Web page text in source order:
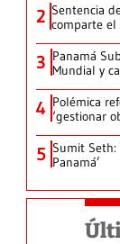
2 Sentencia
comparte el
3 Panamá
Mundial y
4 Polémica
‘gestionar
5 Sumit Seth:
Panamá’